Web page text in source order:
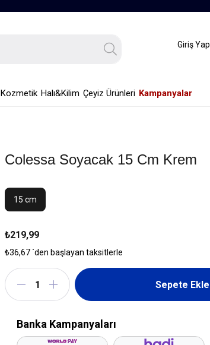
Giriş Yap
Kozmetik Halı&Kilim Çeyiz Ürünleri Kampanyalar
Colessa Soyacak 15 Cm Krem
15 cm
₺219,99
₺36,67`den başlayan taksitlerle
Banka Kampanyaları